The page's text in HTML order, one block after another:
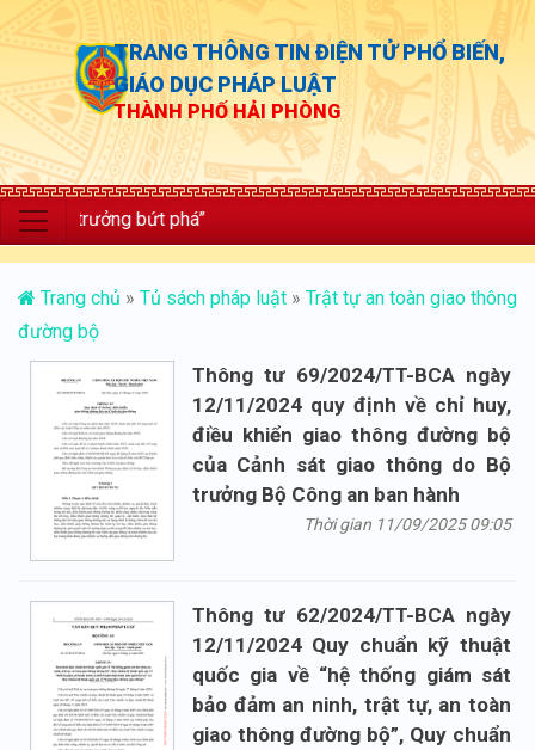
TRANG THÔNG TIN ĐIỆN TỬ PHỔ BIẾN,
GIÁO DỤC PHÁP LUẬT
THÀNH PHỐ HẢI PHÒNG
trưởng bứt phá”
Trang chủ » Tủ sách pháp luật » Trật tự an toàn giao thông
đường bộ
Thông tư 69/2024/TT-BCA ngày
12/11/2024 quy định về chỉ huy,
điều khiển giao thông đường bộ
của Cảnh sát giao thông do Bộ
trưởng Bộ Công an ban hành
Thời gian 11/09/2025 09:05
Thông tư 62/2024/TT-BCA ngày
12/11/2024 Quy chuẩn kỹ thuật
quốc gia về “hệ thống giám sát
bảo đảm an ninh, trật tự, an toàn
giao thông đường bộ”, Quy chuẩn